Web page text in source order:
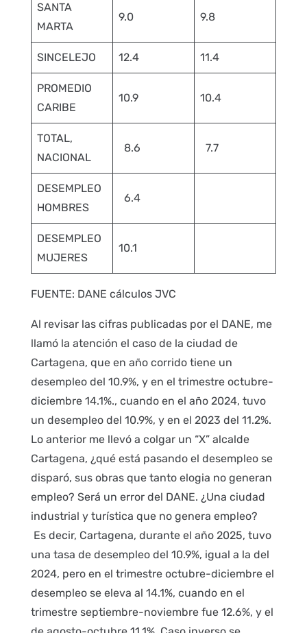
SANTA
MARTA
9.0 9.8
SINCELEJO 12.4 11.4
PROMEDIO
CARIBE
10.9 10.4
TOTAL,
NACIONAL
8.6 7.7
DESEMPLEO
HOMBRES
6.4
DESEMPLEO
MUJERES
10.1
FUENTE: DANE cálculos JVC
Al revisar las cifras publicadas por el DANE, me
llamó la atención el caso de la ciudad de
Cartagena, que en año corrido tiene un
desempleo del 10.9%, y en el trimestre octubre-
diciembre 14.1%., cuando en el año 2024, tuvo
un desempleo del 10.9%, y en el 2023 del 11.2%.
Lo anterior me llevó a colgar un “X” alcalde
Cartagena, ¿qué está pasando el desempleo se
disparó, sus obras que tanto elogia no generan
empleo? Será un error del DANE. ¿Una ciudad
industrial y turística que no genera empleo?
Es decir, Cartagena, durante el año 2025, tuvo
una tasa de desempleo del 10.9%, igual a la del
2024, pero en el trimestre octubre-diciembre el
desempleo se eleva al 14.1%, cuando en el
trimestre septiembre-noviembre fue 12.6%, y el